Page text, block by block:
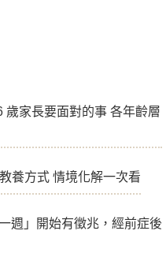
歲家長要面對的事 各年齡層
養方式 情境化解一次看
週」開始有徵兆，經前症後